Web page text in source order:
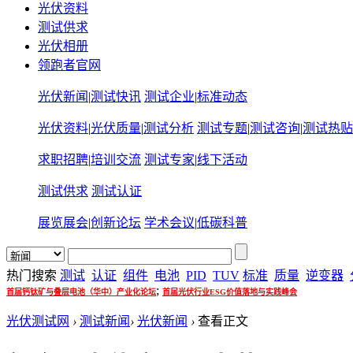
光伏资料
测试供求
光伏相册
领跑者官网
光伏新闻 |测试快讯 测试企业|标准动态
光伏资料|光伏质量|测试分析 测试专题|测试咨询|测试热贴
求职招聘|培训交流 测试专家|线下活动
测试供求 测试认证
展览展会|创新论坛 学术会议|低碳科普
热门搜索 测试 认证 组件 电池 PID TUV 标准 质量 逆变器
首届钙钛矿与叠层电池（华中）产业化论坛; 首届光伏行业ESG价值落地与实践峰会
光伏测试网 › 测试新闻 › 光伏新闻 › 查看正文